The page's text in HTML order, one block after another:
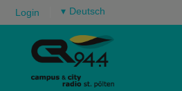
Login ▾